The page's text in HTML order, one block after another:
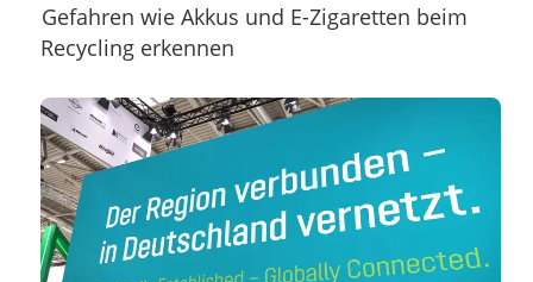
Gefahren wie Akkus und E-Zigaretten beim
Recycling erkennen